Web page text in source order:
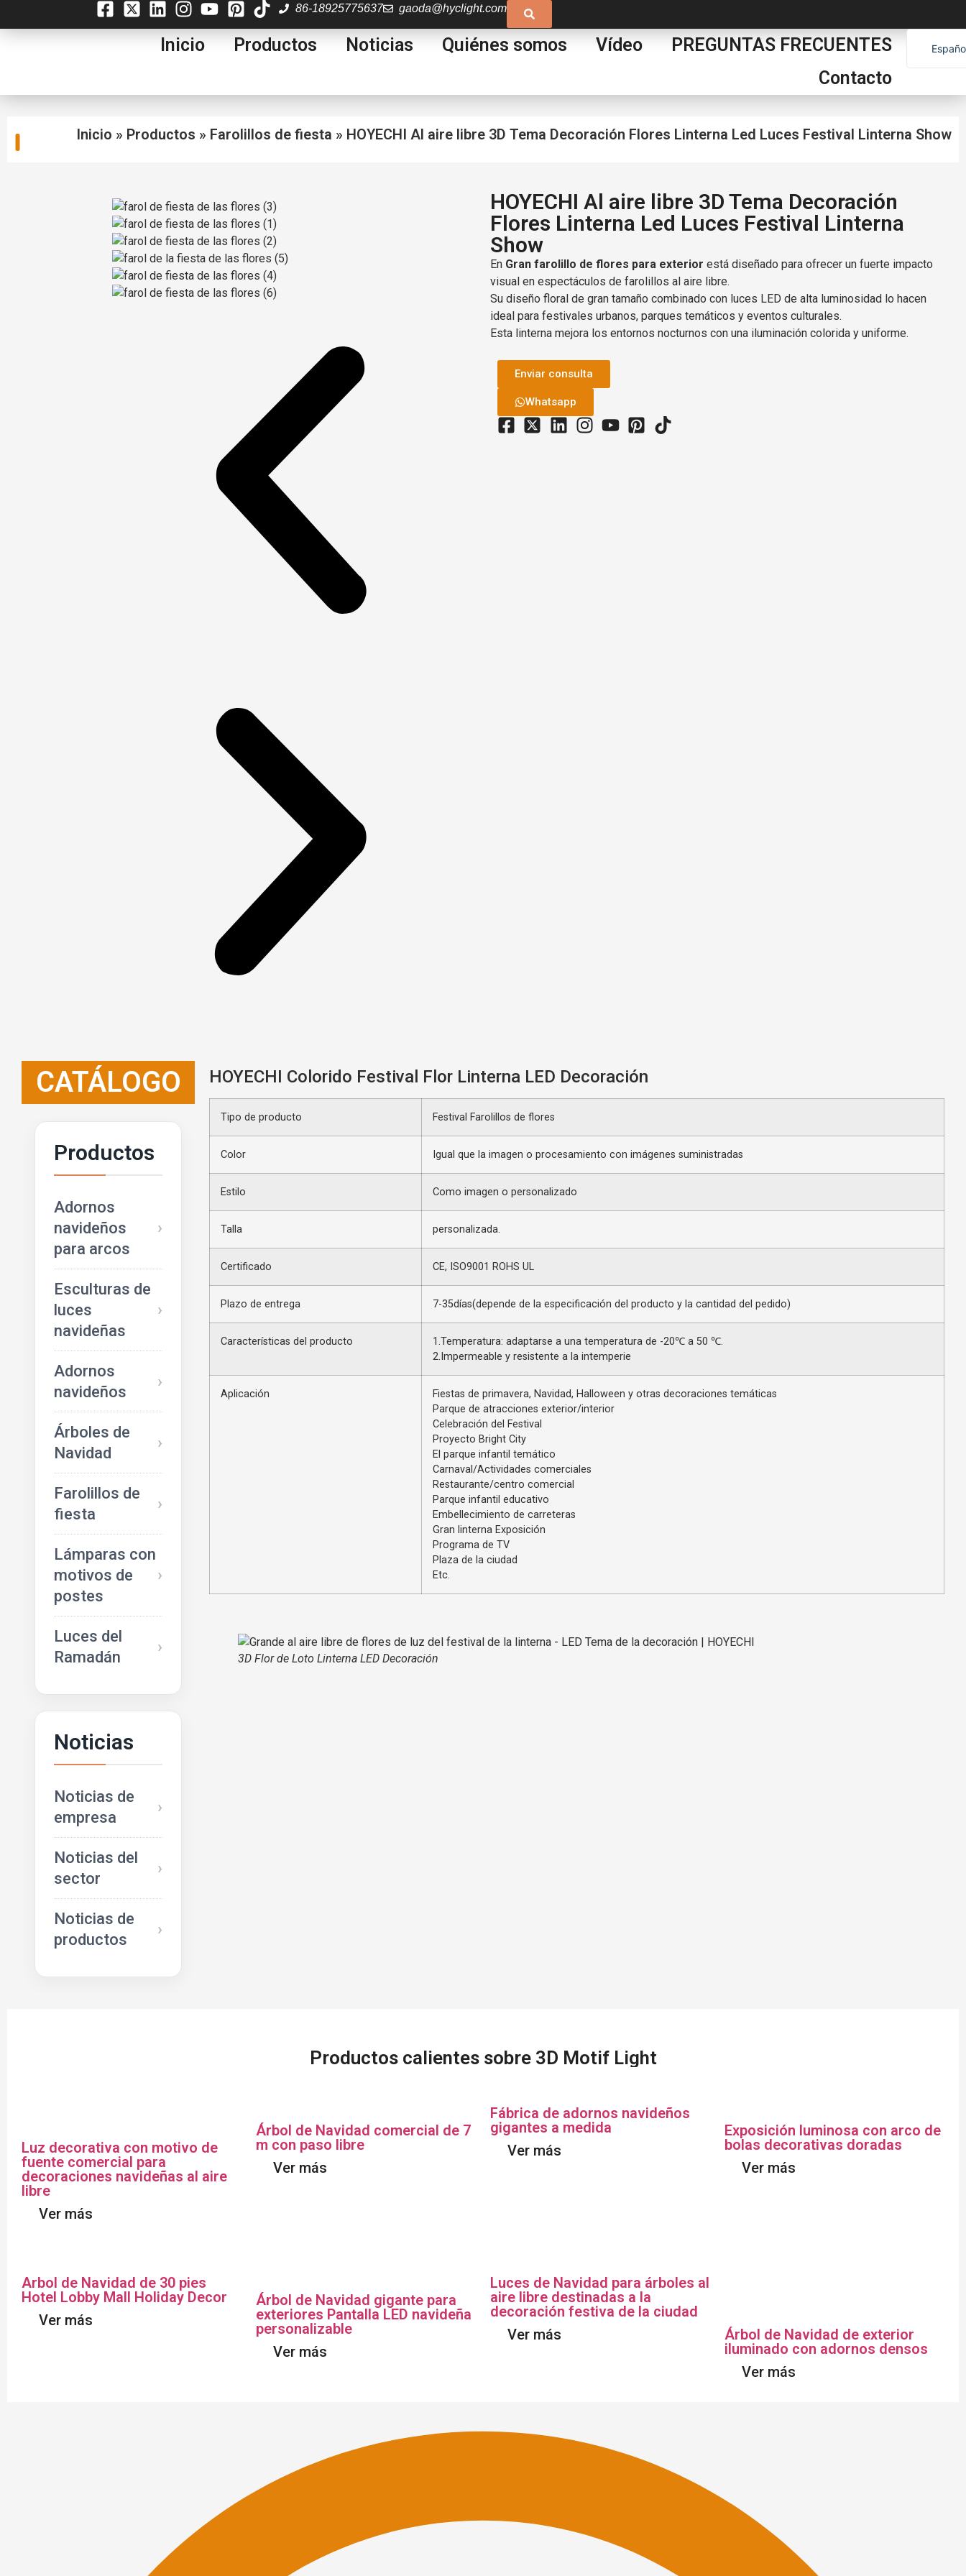
86-18925775637 gaoda@hyclight.com
Inicio Productos Noticias Quiénes somos Vídeo
PREGUNTAS FRECUENTES
Contacto
English
العربية
Inicio » Productos » Farolillos de fiesta » HOYECHI Al aire libre 3D Tema Decoración Flores Linterna Led Luces Festival Linterna Show
HOYECHI Al aire libre 3D Tema Decoración
Flores Linterna Led Luces Festival Linterna
Show
En Gran farolillo de flores para exterior está diseñado para ofrecer un fuerte impacto
visual en espectáculos de farolillos al aire libre.
Su diseño floral de gran tamaño combinado con luces LED de alta luminosidad lo hacen
ideal para festivales urbanos, parques temáticos y eventos culturales.
Esta linterna mejora los entornos nocturnos con una iluminación colorida y uniforme.
Enviar consulta
Whatsapp
CATÁLOGO
Productos
Adornos
navideños
para arcos
Esculturas de
luces
navideñas
Adornos
navideños
Árboles de
Navidad
Farolillos de
fiesta
Lámparas con
motivos de
postes
Luces del
Ramadán
Noticias
Noticias de
empresa
Noticias del
sector
Noticias de
productos
HOYECHI Colorido Festival Flor Linterna LED Decoración
Tipo de producto Festival Farolillos de flores
Color Igual que la imagen o procesamiento con imágenes suministradas
Estilo Como imagen o personalizado
Talla personalizada.
Certificado CE, ISO9001 ROHS UL
Plazo de entrega 7-35días(depende de la especificación del producto y la cantidad del pedido)
Características del producto
1.Temperatura: adaptarse a una temperatura de -20℃ a 50 ℃.
2.Impermeable y resistente a la intemperie
Aplicación
Fiestas de primavera, Navidad, Halloween y otras decoraciones temáticas
Parque de atracciones exterior/interior
Celebración del Festival
Proyecto Bright City
El parque infantil temático
Carnaval/Actividades comerciales
Restaurante/centro comercial
Parque infantil educativo
Embellecimiento de carreteras
Gran linterna Exposición
Programa de TV
Plaza de la ciudad
Etc.
3D Flor de Loto Linterna LED Decoración
Productos calientes sobre 3D Motif Light
Luz decorativa con motivo de
fuente comercial para
decoraciones navideñas al aire
libre
Ver más
Árbol de Navidad comercial de 7
m con paso libre
Ver más
Fábrica de adornos navideños
gigantes a medida
Ver más
Exposición luminosa con arco de
bolas decorativas doradas
Ver más
Arbol de Navidad de 30 pies
Hotel Lobby Mall Holiday Decor
Ver más
Árbol de Navidad gigante para
exteriores Pantalla LED navideña
personalizable
Ver más
Luces de Navidad para árboles al
aire libre destinadas a la
decoración festiva de la ciudad
Ver más
Árbol de Navidad de exterior
iluminado con adornos densos
Ver más